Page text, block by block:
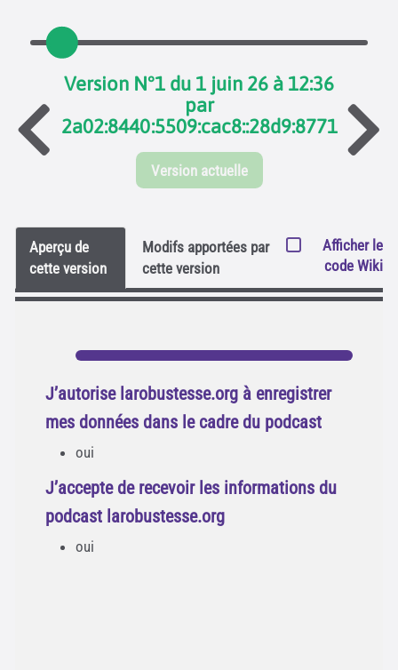
Version N°1 du 1 juin 26 à 12:36
par
2a02:8440:5509:cac8::28d9:8771
Version actuelle
Aperçu de
cette version
Modifs apportées par
cette version
Afficher le
code Wiki
J’autorise larobustesse.org à enregistrer
mes données dans le cadre du podcast
oui
J’accepte de recevoir les informations du
podcast larobustesse.org
oui